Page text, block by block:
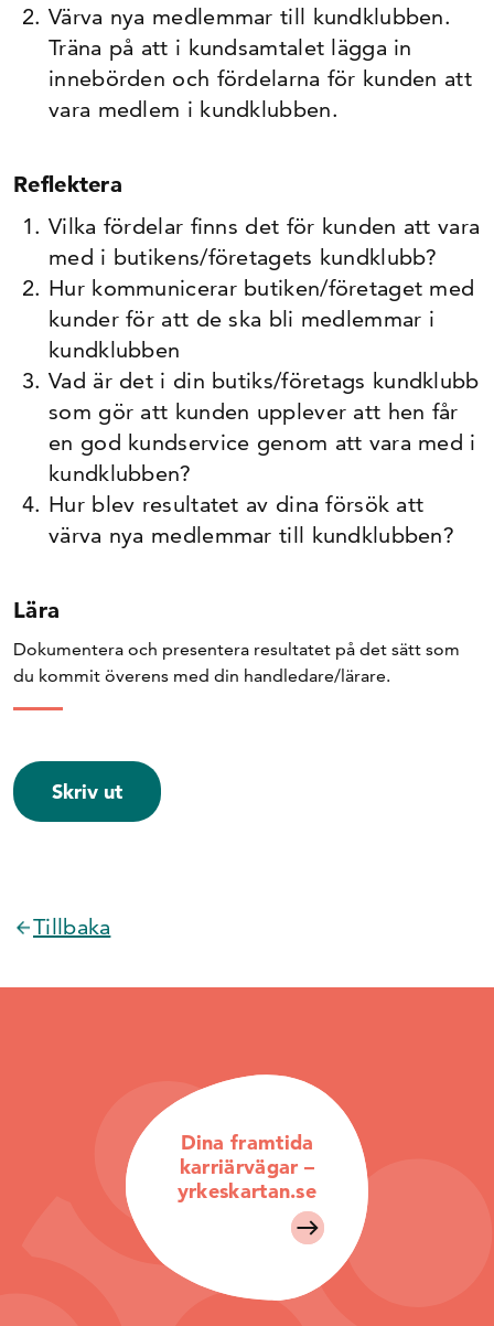
Värva nya medlemmar till kundklubben.
Träna på att i kundsamtalet lägga in
innebörden och fördelarna för kunden att
vara medlem i kundklubben.
Reflektera
Vilka fördelar finns det för kunden att vara
med i butikens/företagets kundklubb?
Hur kommunicerar butiken/företaget med
kunder för att de ska bli medlemmar i
kundklubben
Vad är det i din butiks/företags kundklubb
som gör att kunden upplever att hen får
en god kundservice genom att vara med i
kundklubben?
Hur blev resultatet av dina försök att
värva nya medlemmar till kundklubben?
Lära
Dokumentera och presentera resultatet på det sätt som
du kommit överens med din handledare/lärare.
Skriv ut
Tillbaka
Dina framtida
karriärvägar –
yrkeskartan.se